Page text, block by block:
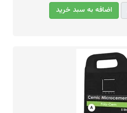
اضافه به سبد خرید